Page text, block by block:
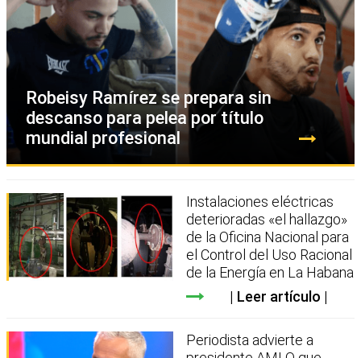
Robeisy Ramírez se prepara sin
descanso para pelea por título
mundial profesional
Instalaciones eléctricas
deterioradas «el hallazgo»
de la Oficina Nacional para
el Control del Uso Racional
de la Energía en La Habana
Leer artículo
Periodista advierte a